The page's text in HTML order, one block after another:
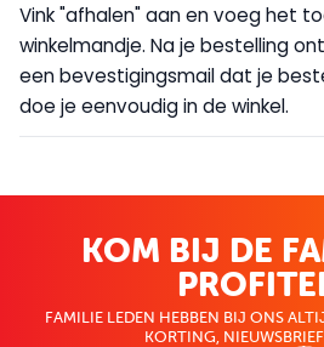
Vink "afhalen" aan en voeg het
winkelmandje. Na je bestelling
een bevestigingsmail dat je
doe je eenvoudig in de winkel.
KOM BIJ DE
FAMILIE LEDEN HEBBEN BIJ ONS
KORTING, NIEUWSBRIEF